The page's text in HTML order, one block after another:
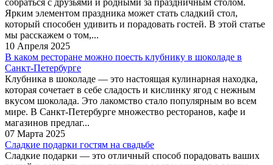
Ярким элементом праздника может стать сладкий стол,
который способен удивить и порадовать гостей. В этой статье
мы расскажем о том,...
10 Апреля 2025
В каком ресторане можно поесть клубнику в шоколаде в
Санкт-Петербурге
Клубника в шоколаде — это настоящая кулинарная находка,
которая сочетает в себе сладость и кислинку ягод с нежным
вкусом шоколада. Это лакомство стало популярным во всем
мире. В Санкт-Петербурге множество ресторанов, кафе и
магазинов предлаг...
07 Марта 2025
Сладкие подарки гостям на свадьбе
Сладкие подарки — это отличный способ порадовать ваших